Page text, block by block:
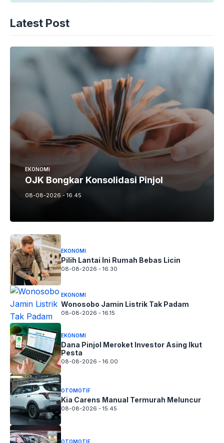
Latest Post
EKONOMI
OJK Bongkar Konsolidasi Pinjol
08-08-2026 - 16.45
EKONOMI
Pilih Lantai Ini Rumah Bebas Licin
08-08-2026 - 16.30
EKONOMI
Wonosobo Jamin Listrik Tak Padam
08-08-2026 - 16.15
EKONOMI
Dana Pinjol Meroket Investor Asing Ikut
Pesta
08-08-2026 - 16.00
OTOMOTIF
Kia Carens Manual Termurah Meluncur
08-08-2026 - 15.45
OTOMOTIF